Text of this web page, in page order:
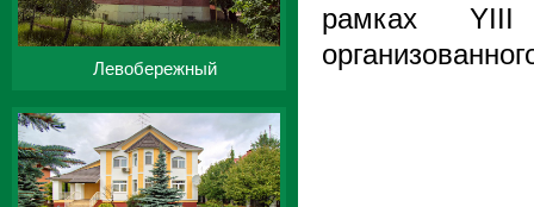
рамках YIII
Левобережный